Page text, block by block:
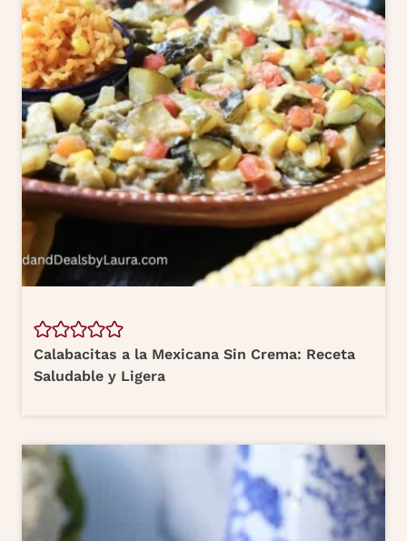
Calabacitas a la Mexicana Sin Crema: Receta
Saludable y Ligera